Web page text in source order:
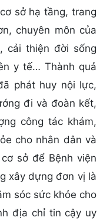
sở hạ tầng, trang
chuyên môn của
cải thiện đời sống
y tế… Thành quả
phát huy nội lực,
đi và đoàn kết,
công tác khám,
cho nhân dân và
sở để Bệnh viện
xây dựng đơn vị là
sóc sức khỏe cho
địa chỉ tin cậy uy